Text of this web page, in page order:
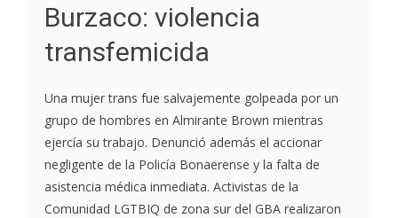
Burzaco: violencia
transfemicida
Una mujer trans fue salvajemente golpeada por un
grupo de hombres en Almirante Brown mientras
ejercía su trabajo. Denunció además el accionar
negligente de la Policía Bonaerense y la falta de
asistencia médica inmediata. Activistas de la
Comunidad LGTBIQ de zona sur del GBA realizaron